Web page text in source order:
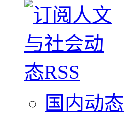
国内动态